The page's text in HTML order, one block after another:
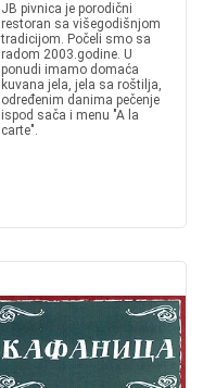
JB pivnica je porodični
restoran sa višegodišnjom
tradicijom. Počeli smo sa
radom 2003.godine. U
ponudi imamo domaća
kuvana jela, jela sa roštilja,
određenim danima pečenje
ispod sača i menu "A la
carte".